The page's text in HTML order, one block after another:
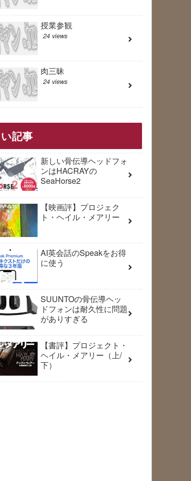
授業参観
24 views
肉三昧
24 views
記事
新しい骨伝導ヘッドフォ
ンはHACRAYの
SeaHorse2
【映画評】プロジェク
ト・ヘイル・メアリー
AI英会話のSpeakをお得
に使う
SUUNTOの骨伝導ヘッ
ドフォンは耐久性に問題
がありすぎる
【書評】プロジェクト・
ヘイル・メアリー（上/
下）